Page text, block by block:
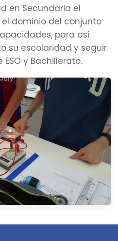
en Secundaria el
dominio del conjunto
para así
su escolaridad y seguir
y Bachillerato.